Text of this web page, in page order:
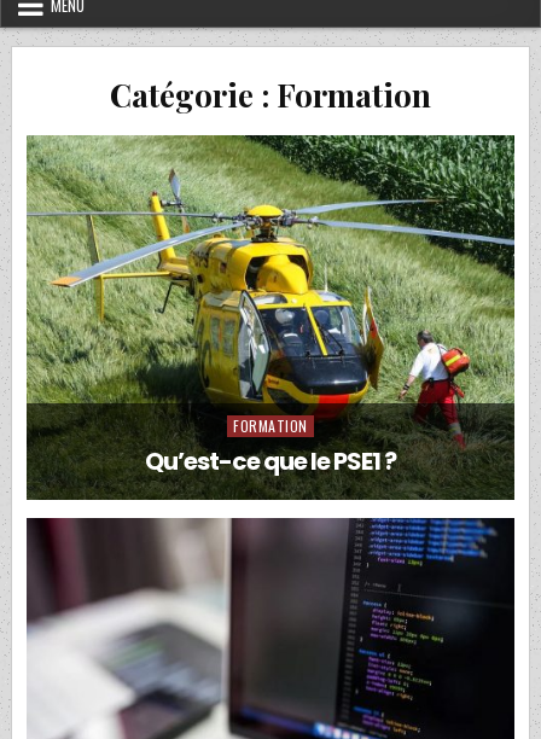
MENU
Catégorie : Formation
Posted
FORMATION
Qu’est-ce que le PSE1 ?